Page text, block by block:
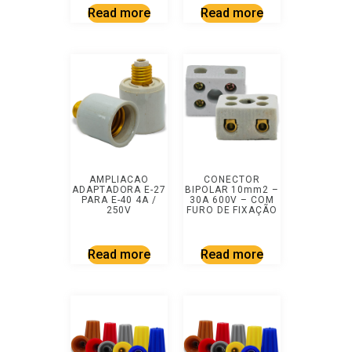
Read more Read more
AMPLIACAO
ADAPTADORA E-27
PARA E-40 4A /
250V
Read more
CONECTOR
BIPOLAR 10mm2 –
30A 600V – COM
FURO DE FIXAÇÃO
Read more